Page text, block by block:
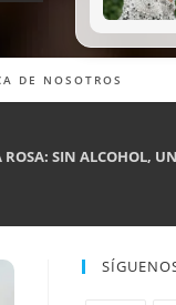
DE NOSOTROS
SIN ALCOHOL,